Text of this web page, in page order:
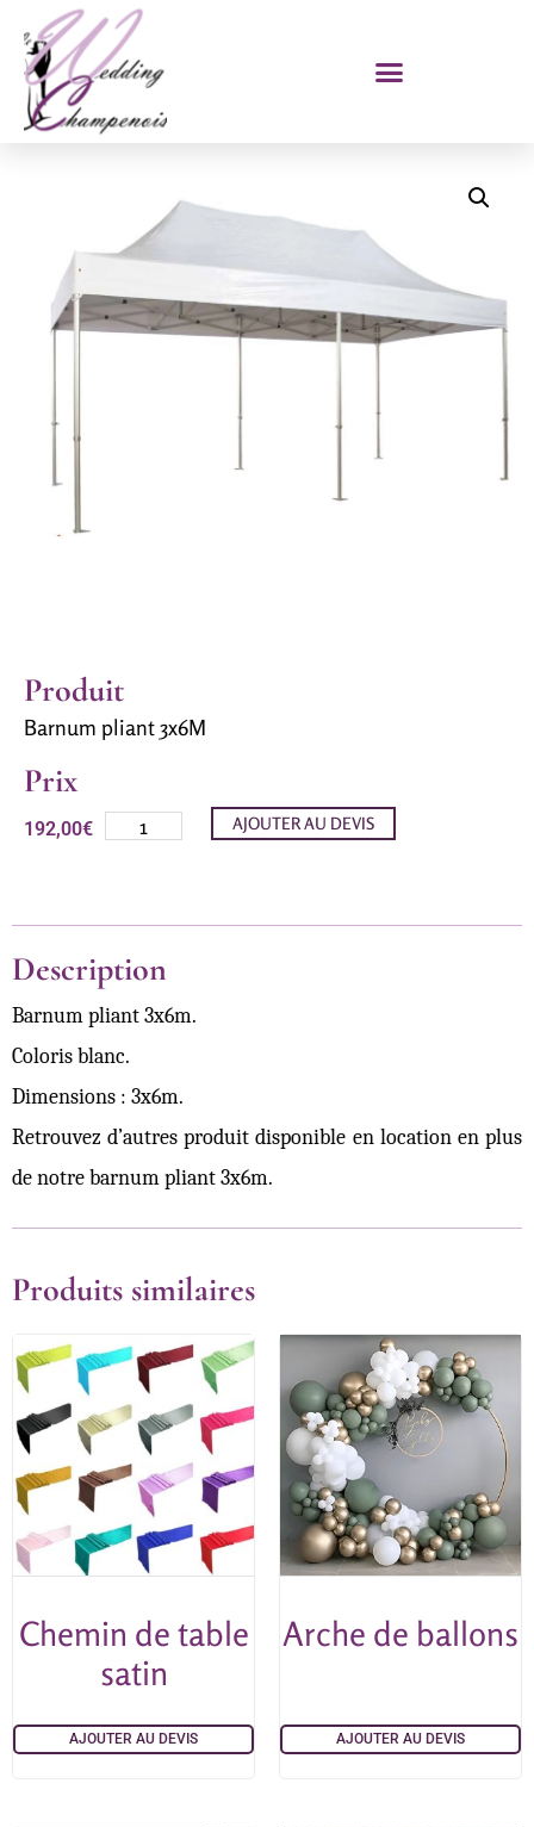
Produit
Barnum pliant 3x6M
Prix
192,00€ AJOUTER AU DEVIS
Description
Barnum pliant 3x6m.
Coloris blanc.
Dimensions : 3x6m.
Retrouvez d’autres produit disponible en location en plus
de notre barnum pliant 3x6m.
Produits similaires
Chemin de table
satin
AJOUTER AU DEVIS
Arche de ballons
AJOUTER AU DEVIS